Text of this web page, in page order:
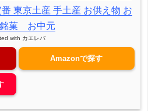
東京土産 手土産 お供え物 お
菓 お中元
with カエレバ
Amazonで探す